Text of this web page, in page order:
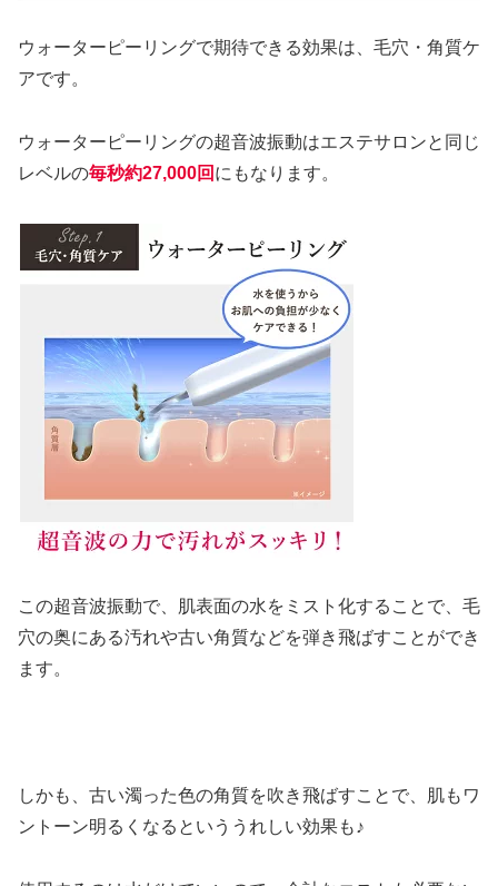
ウォーターピーリングで期待できる効果は、毛穴・角質ケ
アです。
ウォーターピーリングの超音波振動はエステサロンと同じ
レベルの毎秒約27,000回 にもなります。
この超音波振動で、肌表面の水をミスト化することで、毛
穴の奥にある汚れや古い角質などを弾き飛ばすことができ
ます。
しかも、古い濁った色の角質を吹き飛ばすことで、肌もワ
ントーン明るくなるといううれしい効果も♪